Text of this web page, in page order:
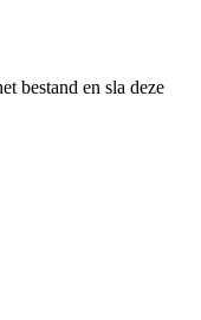
bestand en sla deze